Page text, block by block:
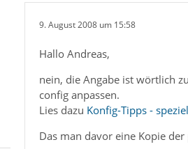
9. August 2008 um 15:58
Hallo Andreas,
nein, die Angabe ist wörtlich
config anpassen.
Lies dazu Konfig-Tipps -
Das man davor eine Kopie